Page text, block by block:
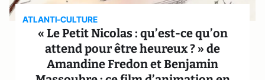
ATLANTI-CULTURE
« Le Petit Nicolas : qu’est-ce qu’on
attend pour être heureux ? » de
Amandine Fredon et Benjamin